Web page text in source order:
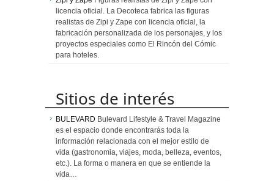
licencia oficial. La Decoteca fabrica las figuras
realistas de Zipi y Zape con licencia oficial, la
fabricación personalizada de los personajes, y los
proyectos especiales como El Rincón del Cómic
para hoteles.
Sitios de interés
BULEVARD Bulevard Lifestyle & Travel Magazine
es el espacio donde encontrarás toda la
información relacionada con el mejor estilo de
vida (gastronomia, viajes, moda, belleza, eventos,
etc.). La forma o manera en que se entiende la
vida…